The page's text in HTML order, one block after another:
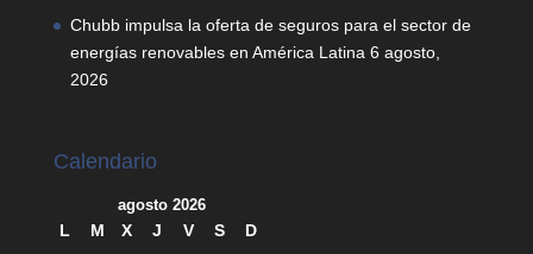
Chubb impulsa la oferta de seguros para el sector de
energías renovables en América Latina 6 agosto,
2026
Calendario
agosto 2026
L M X J V S
D